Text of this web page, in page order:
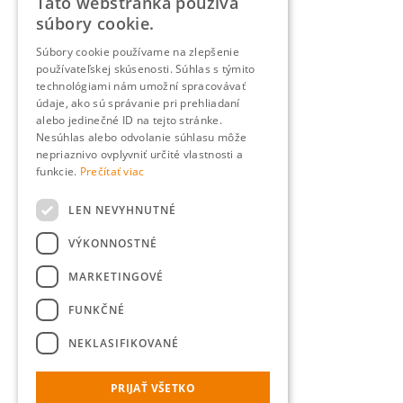
súbory cookie.
Súbory cookie používame na zlepšenie
používateľskej skúsenosti. Súhlas s týmito
technológiami nám umožní spracovávať
údaje, ako sú správanie pri prehliadaní
alebo jedinečné ID na tejto stránke.
Nesúhlas alebo odvolanie súhlasu môže
nepriaznivo ovplyvniť určité vlastnosti a
funkcie. Prečítať viac
LEN NEVYHNUTNÉ
VÝKONNOSTNÉ
MARKETINGOVÉ
FUNKČNÉ
NEKLASIFIKOVANÉ
PRIJAŤ VŠETKO